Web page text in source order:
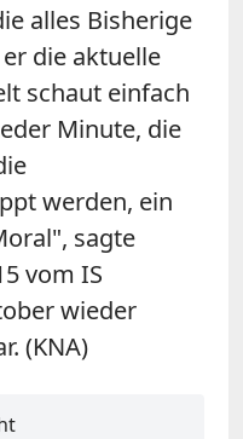
alles Bisherige
die aktuelle
schaut einfach
Minute, die
werden, ein
sagte
vom IS
wieder
(KNA)